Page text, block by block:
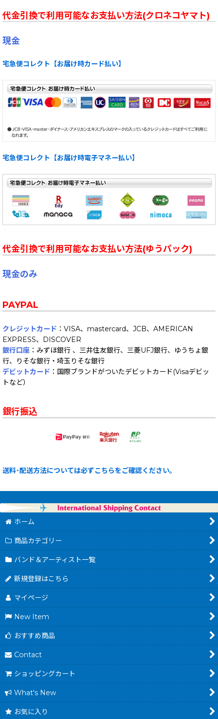
代金引換で利用可能なお支払い方法(クロネコヤマト)
現金
宅急便コレクト【お届け時カード払い】
宅急便コレクト【お届け時電子マネー払い】
代金引換で利用可能なお支払い方法(ゆうパック)
現金のみ
PAYPAL
クレジットカード ：VISA、mastercard、JCB、AMERICAN
EXPRESS、DISCOVER
銀行口座 ：みずほ銀行 、三井住友銀行、三菱UFJ銀行、ゆうちょ銀
行、りそな銀行・埼玉りそな銀行
デビットカード ：国際ブランドがついたデビットカード(Visaデビッ
トなど）
銀行振込
送料･配送方法については必ずこちらをご確認ください。
ホーム
商品カテゴリー
バンド＆アーティスト一覧
新規登録はこちら
マイページ
New Item
おすすめ商品
Contact
ショッピングカート
What's New
お気に入り